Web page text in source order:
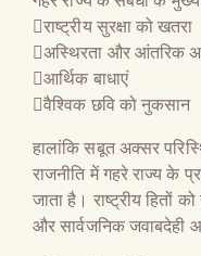
राष्ट्रीय सुरक्षा को खतरा
अस्थिरता और आंतरिक
आर्थिक बाधाएं
वैश्विक छवि को नुकसान
हालांकि सबूत अक्सर
राजनीति में गहरे राज्य के
जाता है। राष्ट्रीय हितों
और सार्वजनिक जवाबदेही